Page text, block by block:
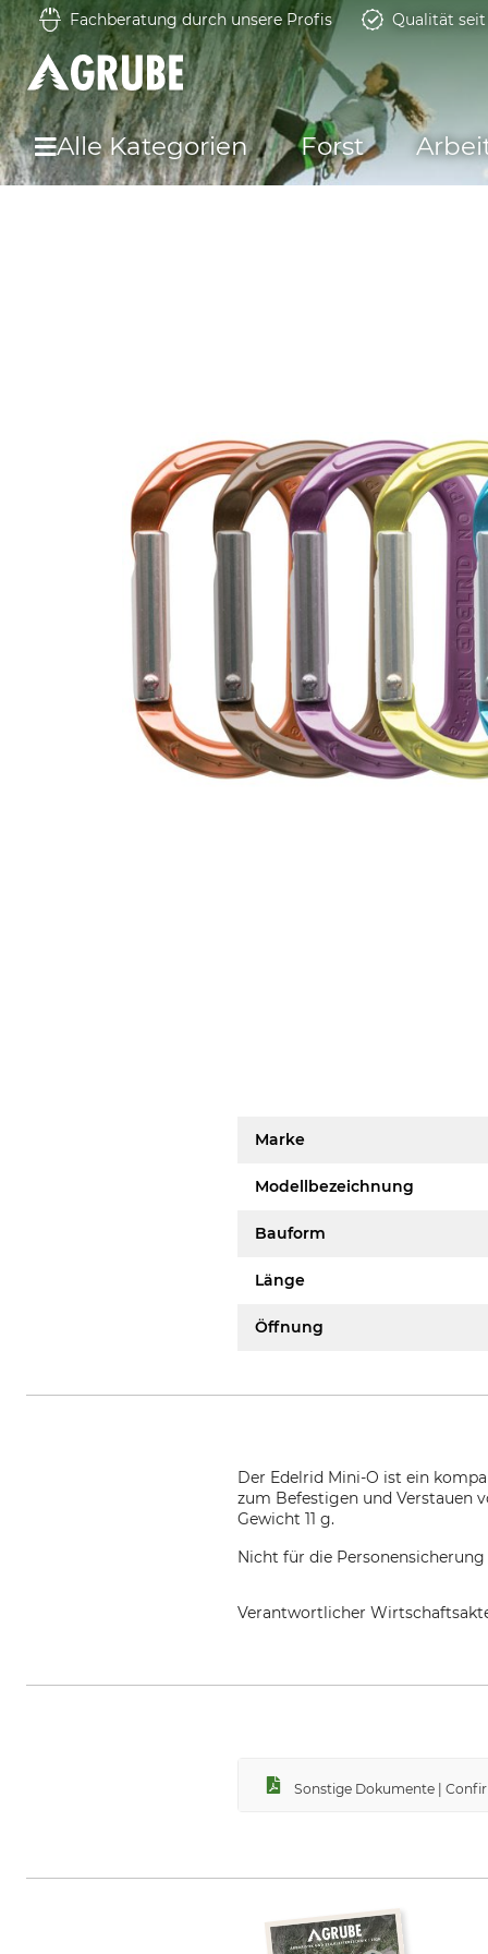
Fachberatung durch unsere Profis Qualität
Alle Kategorien Forst
Marke
Modellbezeichnung
Bauform
Länge
Öffnung
Der Edelrid Mini-O ist ein
zum Befestigen und Verstauen
Gewicht 11 g.
Nicht für die
Verantwortlicher
Sonstige Dokumente |